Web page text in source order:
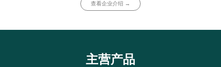
查看企业介绍 →
主营产品